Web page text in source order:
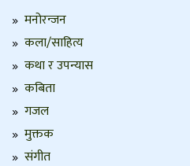
मनोरन्जन
कला/साहित्य
कथा र उपन्यास
कबिता
गजल
मुक्तक
संगीत